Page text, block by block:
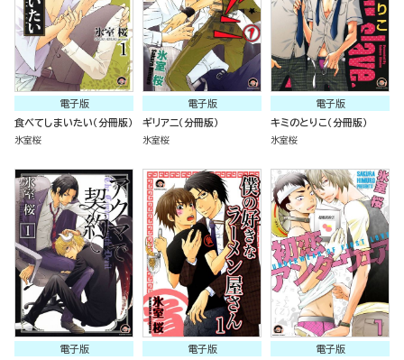
電子版
食べてしまいたい（分冊版）
氷室桜
電子版
ギリアニ（分冊版）
氷室桜
電子版
キミのとりこ（分冊版）
氷室桜
電子版
電子版
電子版